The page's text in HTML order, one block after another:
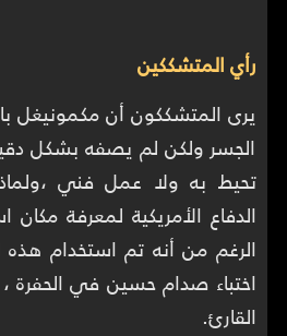
رأي المتشككين
يرى المتشككون أن مكمونيغل
الجسر ولكن لم يصفه بشكل
تحيط به ولا عمل فني
الدفاع الأمريكية لمعرفة
الرغم من أنه تم استخدام هذه
اختباء صدام حسين في الحفرة
القارئ.